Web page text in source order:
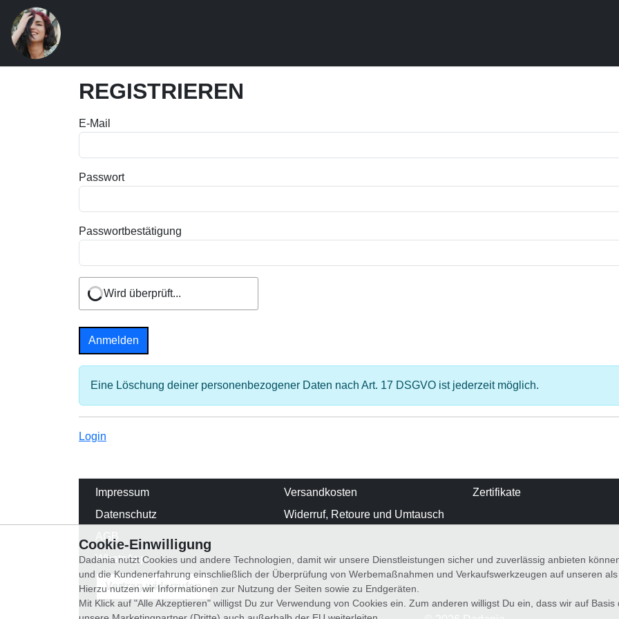
REGISTRIEREN
Favorite
E-Mail
Passwort
Passwortbestätigung
Wird überprüft...
Eine Löschung deiner personenbezogener Daten nach Art. 17 DSGVO ist jederzeit möglich.
Login
Impressum
Datenschutz
AGB
WhatsApp
Versandkosten
Widerruf, Retoure und Umtausch
Zertifikate
Vertrag widerrufen
Cookie-Einwilligung
Dadania nutzt Cookies und andere Technologien, damit wir unsere Dienstleistungen sicher und zuverlässig anbieten
und die Kundenerfahrung einschließlich der Überprüfung von Werbemaßnahmen und Verkaufswerkzeugen auf unseren
Hierzu nutzen wir Informationen zur Nutzung der Seiten sowie zu Endgeräten.
Mit Klick auf "Alle Akzeptieren" willigst Du zur Verwendung von Cookies ein. Zum anderen willigst Du ein, dass wir auf